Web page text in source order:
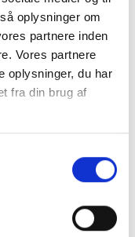
oplysninger om
partnere inden
Vores partnere
oplysninger, du har
fra din brug af
mølle-
rundt
tre fra
er